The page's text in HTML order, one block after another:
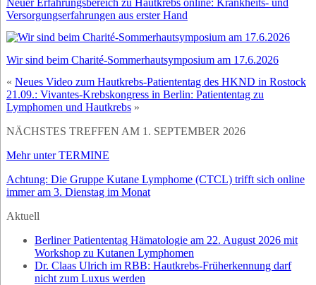
Neuer Erfahrungsbereich zu Hautkrebs online: Krankheits- und
Versorgungserfahrungen aus erster Hand
Wir sind beim Charité-Sommerhautsymposium am 17.6.2026
« Neues Video zum Hautkrebs-Patiententag des HKND in Rostock
21.09.: Vivantes-Krebskongress in Berlin: Patiententag zu
Lymphomen und Hautkrebs»
NÄCHSTES TREFFEN AM 1. SEPTEMBER 2026
Mehr unter TERMINE
Achtung: Die Gruppe Kutane Lymphome (CTCL) trifft sich online
immer am 3. Dienstag im Monat
Aktuell
Berliner Patiententag Hämatologie am 22. August 2026 mit
Workshop zu Kutanen Lymphomen
Dr. Claas Ulrich im RBB: Hautkrebs-Früherkennung darf
nicht zum Luxus werden